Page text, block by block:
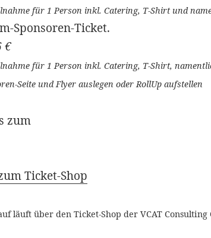
für 1 Person inkl. Catering, T-Shirt und
Sponsoren-Ticket.
€
für 1 Person inkl. Catering, T-Shirt,
Seite und Flyer auslegen oder RollUp aufstellen
Ticket-Shop
läuft über den Ticket-Shop der VCAT Consulting